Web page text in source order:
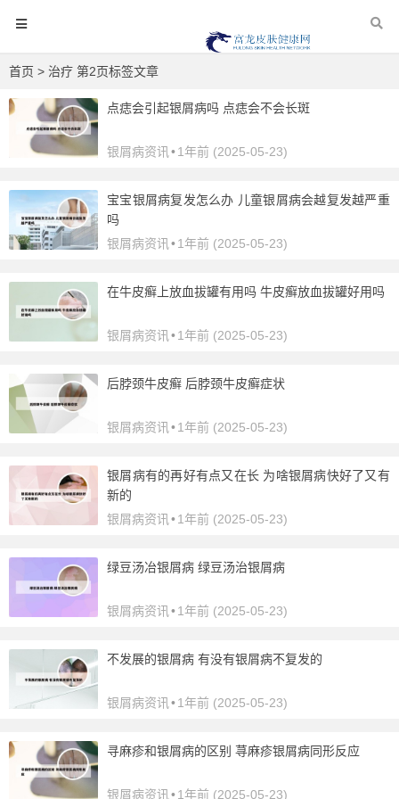
首页 > 治疗 第2页标签文章
点痣会引起银屑病吗 点痣会不会长斑
银屑病资讯 •1年前 (2025-05-23)
宝宝银屑病复发怎么办 儿童银屑病会越复发越严重
吗
银屑病资讯 •1年前 (2025-05-23)
在牛皮癣上放血拔罐有用吗 牛皮癣放血拔罐好用吗
银屑病资讯 •1年前 (2025-05-23)
后脖颈牛皮癣 后脖颈牛皮癣症状
银屑病资讯 •1年前 (2025-05-23)
银屑病有的再好有点又在长 为啥银屑病快好了又有
新的
银屑病资讯 •1年前 (2025-05-23)
绿豆汤冶银屑病 绿豆汤治银屑病
银屑病资讯 •1年前 (2025-05-23)
不发展的银屑病 有没有银屑病不复发的
银屑病资讯 •1年前 (2025-05-23)
寻麻疹和银屑病的区别 荨麻疹银屑病同形反应
银屑病资讯 •1年前 (2025-05-23)